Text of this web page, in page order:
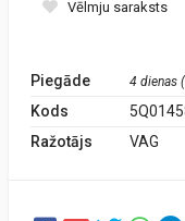
Vēlmju saraksts
Piegāde 4 dienas
Kods
Ražotājs
VAG